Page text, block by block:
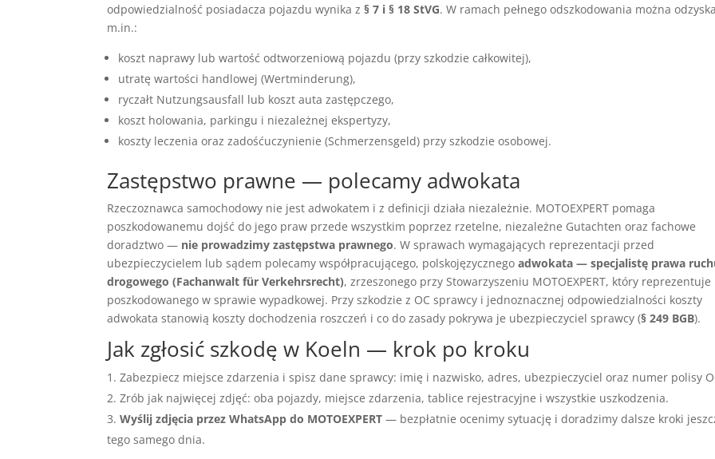
odpowiedzialność posiadacza pojazdu wynika z§ 7 i § 18 StVG. W ramach pełnego odszkodowania można
m.in.:
koszt naprawy lub wartość odtworzeniową pojazdu (przy szkodzie całkowitej),
utratę wartości handlowej (Wertminderung),
ryczałt Nutzungsausfall lub koszt auta zastępczego,
koszt holowania, parkingu i niezależnej ekspertyzy,
koszty leczenia oraz zadośćuczynienie (Schmerzensgeld) przy szkodzie osobowej.
Zastępstwo prawne — polecamy adwokata
Rzeczoznawca samochodowy nie jest adwokatem i z definicji działa niezależnie. MOTOEXPERT pomaga
poszkodowanemu dojść do jego praw przede wszystkim poprzez rzetelne, niezależne Gutachten oraz fachowe
doradztwo — nie prowadzimy zastępstwa prawnego. W sprawach wymagających reprezentacji przed
ubezpieczycielem lub sądem polecamy współpracującego, polskojęzycznegoadwokata — specjalistę prawa
drogowego (Fachanwalt für Verkehrsrecht), zrzeszonego przy Stowarzyszeniu MOTOEXPERT, który reprezentuje
poszkodowanego w sprawie wypadkowej. Przy szkodzie z OC sprawcy i jednoznacznej odpowiedzialności koszty
adwokata stanowią koszty dochodzenia roszczeń i co do zasady pokrywa je ubezpieczyciel sprawcy (§ 249 BGB).
Jak zgłosić szkodę w Koeln — krok po kroku
Zabezpiecz miejsce zdarzenia i spisz dane sprawcy: imię i nazwisko, adres, ubezpieczyciel oraz numer polisy
Zrób jak najwięcej zdjęć: oba pojazdy, miejsce zdarzenia, tablice rejestracyjne i wszystkie uszkodzenia.
Wyślij zdjęcia przez WhatsApp do MOTOEXPERT — bezpłatnie ocenimy sytuację i doradzimy dalsze kroki
tego samego dnia.